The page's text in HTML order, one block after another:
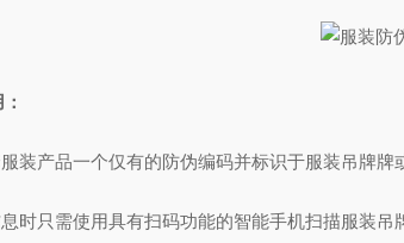
产品一个仅有的防伪编码并标识于服装吊牌牌
只需使用具有扫码功能的智能手机扫描服装吊